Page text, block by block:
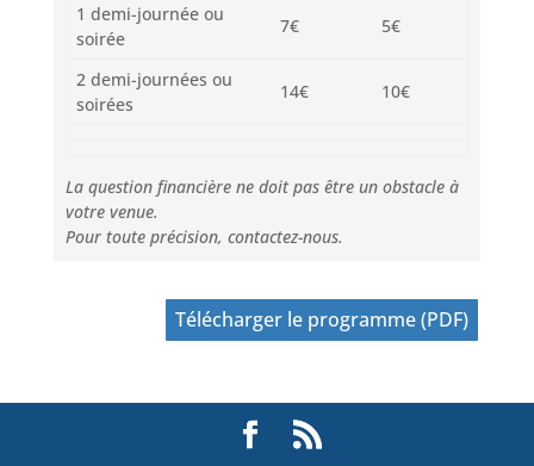
1 demi-journée ou
soirée
7€ 5€
2 demi-journées ou
soirées
14€ 10€
La question financière ne doit pas être un obstacle à
votre venue.
Pour toute précision, contactez-nous.
Télécharger le programme (PDF)